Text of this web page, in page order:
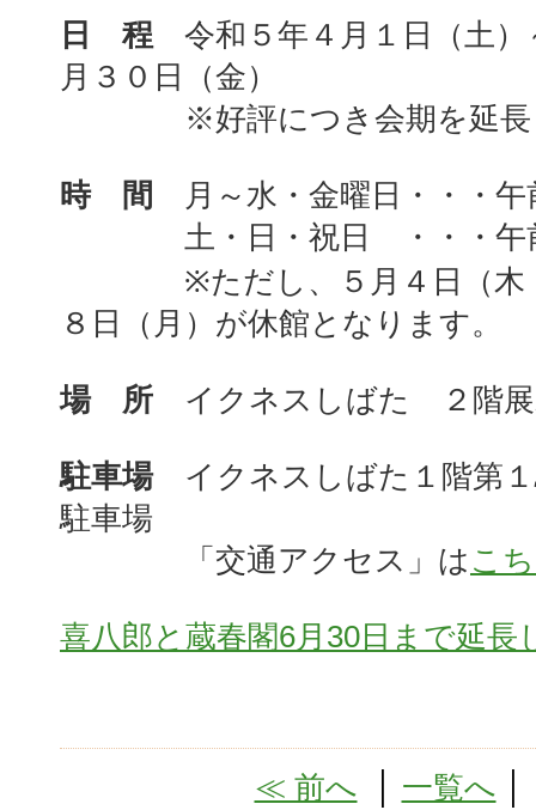
日 程 令和５年４月１日（土）
月３０日（金）
※好評につき会期を延長
時 間
月～水・金曜日・・・午
土・日・祝日 ・・・午前
※ただし、５月４日（木・
８日（月）が休館となります。
場 所 イクネスしばた ２階展
駐車場イクネスしばた１階第１
駐車場
「交通アクセス」は こ
喜八郎と蔵春閣6月30日まで延長
≪ 前へ 一覧へ